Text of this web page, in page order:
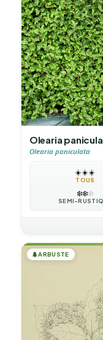
Olearia
Olearia paniculata
☀️☀️☀️
TOUS
❄️❄️❄️
SEMI-
🌲ARBUSTE